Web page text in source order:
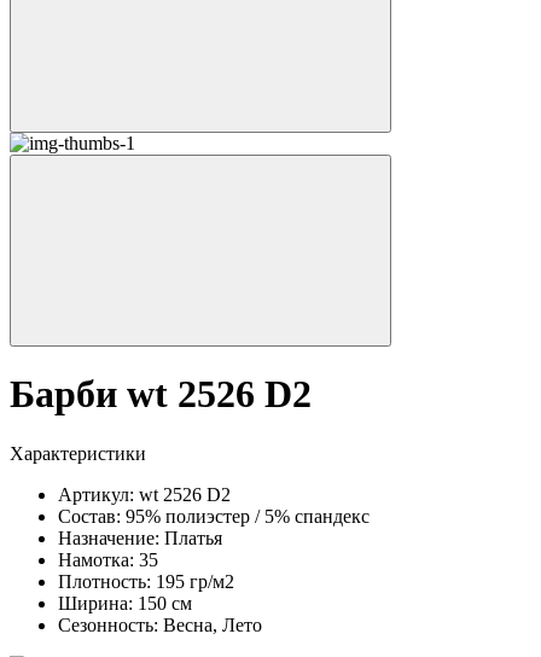
Барби wt 2526 D2
Характеристики
Артикул: wt 2526 D2
Состав: 95% полиэстер / 5% спандекс
Назначение: Платья
Намотка: 35
Плотность: 195 гр/м2
Ширина: 150 см
Сезонность: Весна, Лето